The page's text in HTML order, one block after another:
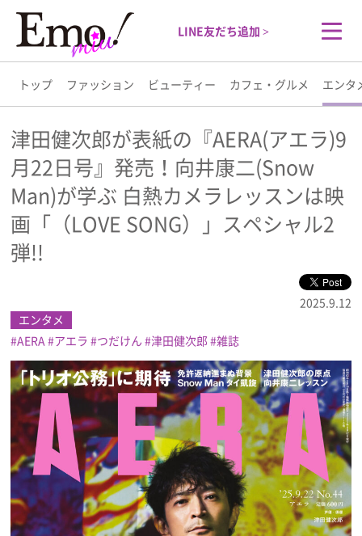
LINE友だち追加 >
トップ ファッション ビューティー カフェ・グルメ エンタ
トップ
ファッション
ビューティー
カフェ・グルメ
エンタメ
ライフスタイル
プレゼント
インタビュー
フィルム
津田健次郎が表紙の『AERA(アエラ)9
月22日号』発売！向井康二(Snow
Man)が学ぶ 白熱カメラレッスンは映
画「（LOVE SONG）」スペシャル2
弾!!
2025.9.12
エンタメ
AERA
アエラ つだけん 津田健次郎 雑誌